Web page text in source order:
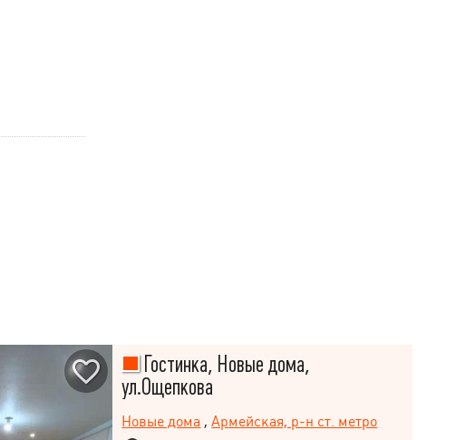
Гостинка, Новые дома,
ул.Ощепкова
Новые дома ,Армейская, р-н ст. метро